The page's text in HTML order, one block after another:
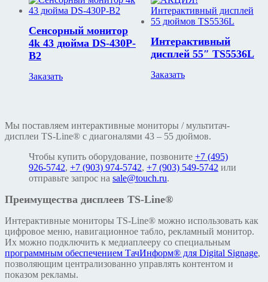
Сенсорный монитор
4k 43 дюйма DS-430P-
B2
Заказать
Интерактивный
дисплей 55″ TS5536L
Заказать
Мы поставляем интерактивные мониторы / мультитач-
дисплеи TS-Line® с диагоналями 43 – 55 дюймов.
Чтобы купить оборудование, позвоните +7 (495)
926-5742, +7 (903) 974-5742, +7 (903) 549-5742 или
отправьте запрос на sale@touch.ru.
Преимущества дисплеев TS-Line®
Интерактивные мониторы TS-Line® можно использовать как
цифровое меню, навигационное табло, рекламный монитор.
Их можно подключить к медиаплееру со специальным
программным обеспечением ТачИнформ® для Digital Signage,
позволяющим централизованно управлять контентом и
показом рекламы.